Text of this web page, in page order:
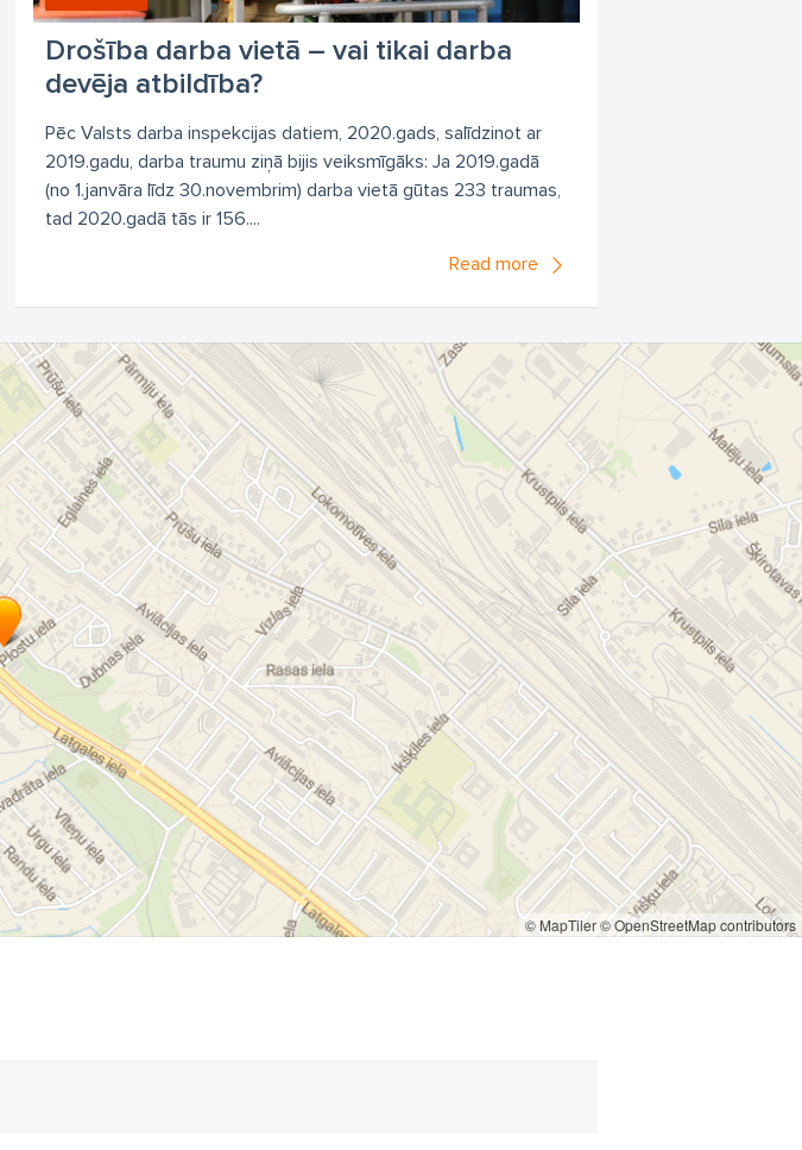
Drošība darba vietā – vai tikai darba
devēja atbildība?
Pēc Valsts darba inspekcijas datiem, 2020.gads, salīdzinot ar
2019.gadu, darba traumu ziņā bijis veiksmīgāks: Ja 2019.gadā
(no 1.janvāra līdz 30.novembrim) darba vietā gūtas 233 traumas,
tad 2020.gadā tās ir 156....
Read more
© MapTiler© OpenStreetMap contributors